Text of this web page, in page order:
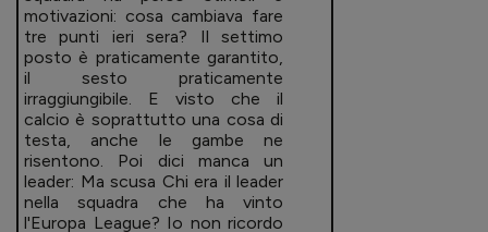
motivazioni: cosa cambiava fare
tre punti ieri sera? Il settimo
posto è praticamente garantito,
il sesto praticamente
irraggiungibile. E visto che il
calcio è soprattutto una cosa di
testa, anche le gambe ne
risentono. Poi dici manca un
leader: Ma scusa Chi era il leader
nella squadra che ha vinto
l'Europa League? Io non ricordo